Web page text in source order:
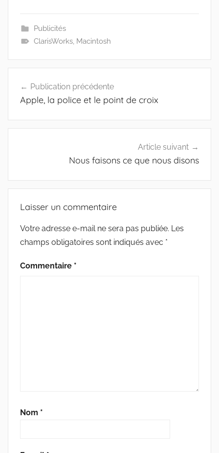
Publicités
ClarisWorks, Macintosh
de
Publication précédente
Apple, la police et le point de croix
Article suivant
Nous faisons ce que nous disons
Laisser un commentaire
Votre adresse e-mail ne sera pas publiée. Les
champs obligatoires sont indiqués avec *
Commentaire *
Nom *